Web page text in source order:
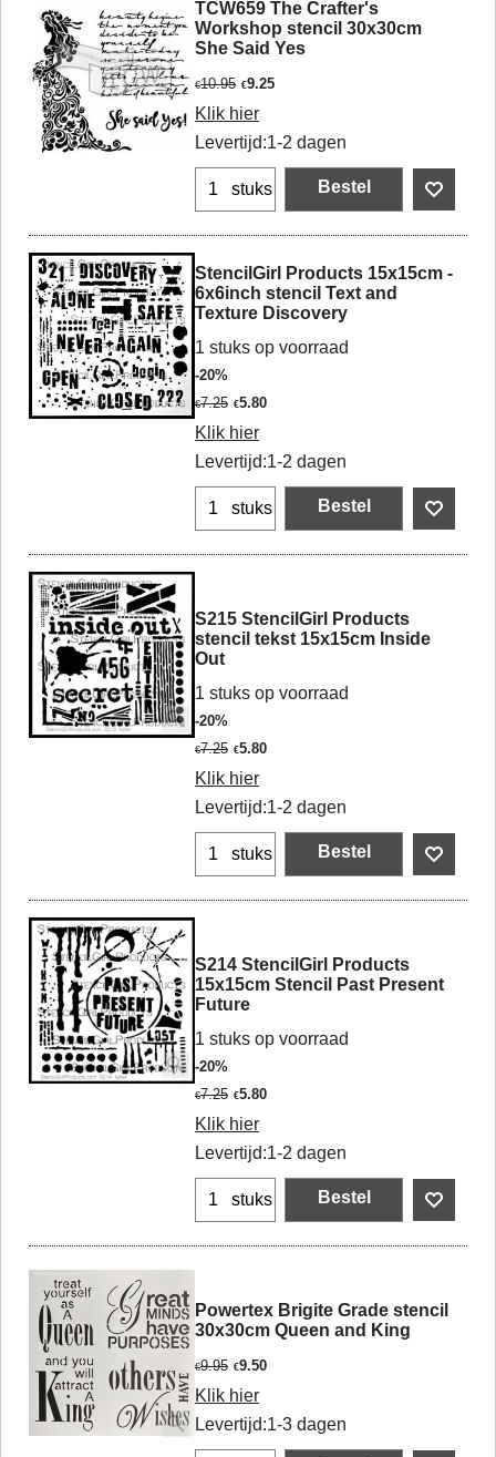
TCW659 The Crafter's
Workshop stencil 30x30cm
She Said Yes
€10.95 €9.25
Klik hier
Levertijd:1-2 dagen
stuks Bestel
StencilGirl Products 15x15cm -
6x6inch stencil Text and
Texture Discovery
1 stuks op voorraad
-20%
€7.25 €5.80
Klik hier
Levertijd:1-2 dagen
stuks Bestel
S215 StencilGirl Products
stencil tekst 15x15cm Inside
Out
1 stuks op voorraad
-20%
€7.25 €5.80
Klik hier
Levertijd:1-2 dagen
stuks Bestel
S214 StencilGirl Products
15x15cm Stencil Past Present
Future
1 stuks op voorraad
-20%
€7.25 €5.80
Klik hier
Levertijd:1-2 dagen
stuks Bestel
Powertex Brigite Grade stencil
30x30cm Queen and King
€9.95 €9.50
Klik hier
Levertijd:1-3 dagen